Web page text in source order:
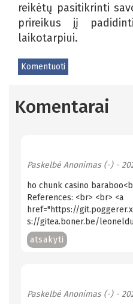
reikėtų pasitikrinti
prireikus jį
laikotarpiui.
Komentuoti
Komentarai
Paskelbė Anonimas (-)-
ho chunk casino
References: <br> <br> <a
href="https://
s://gitea.boner.be/
atsakyti
Paskelbė Anonimas (-)-